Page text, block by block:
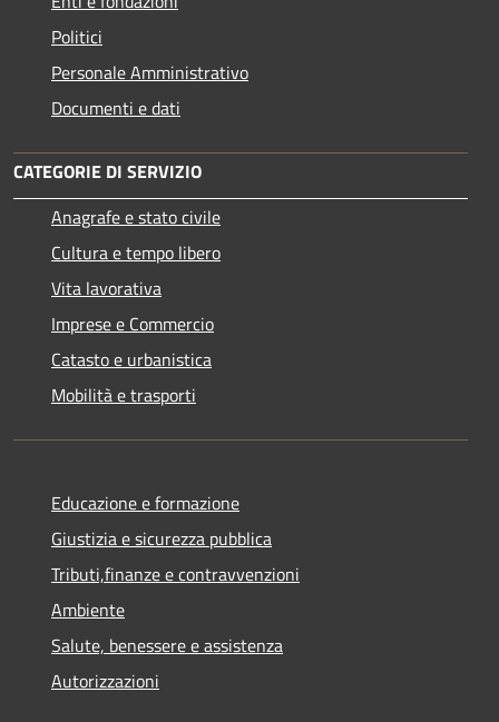
Politici
Personale Amministrativo
Documenti e dati
CATEGORIE DI SERVIZIO
Anagrafe e stato civile
Cultura e tempo libero
Vita lavorativa
Imprese e Commercio
Catasto e urbanistica
Mobilità e trasporti
Educazione e formazione
Giustizia e sicurezza pubblica
Tributi,finanze e contravvenzioni
Ambiente
Salute, benessere e assistenza
Autorizzazioni